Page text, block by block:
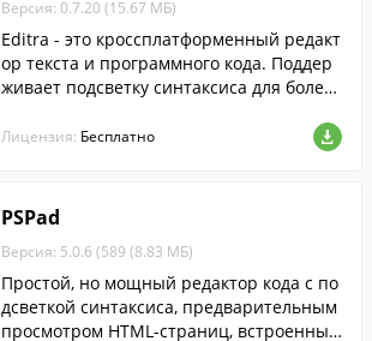
Версия: 0.7.20 (15.67 МБ)
Editra - это кроссплатформенный редакт
ор текста и программного кода. Поддер
живает подсветку синтаксиса для более
дает простым и понятным интерфейсо
Лицензия: Бесплатно
PSPad
Версия: 5.0.6 (589 (8.83 МБ)
Простой, но мощный редактор кода с по
дсветкой синтаксиса, предварительным
просмотром HTML-страниц, встроенным